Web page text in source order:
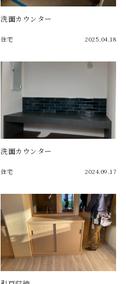
洗面カウンター
住宅 2025.04.18
洗面カウンター
住宅 2024.09.17